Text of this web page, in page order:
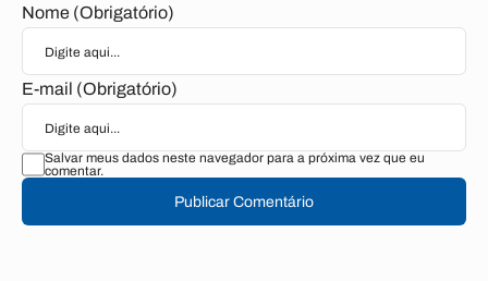
Nome (Obrigatório)
E-mail (Obrigatório)
Salvar meus dados neste navegador para a próxima vez que eu
comentar.
Publicar Comentário